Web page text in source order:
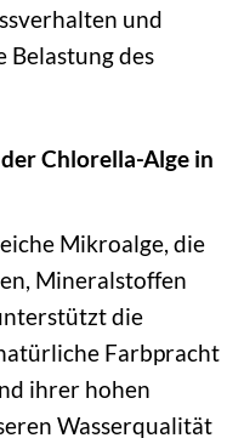
und
des
Chlorella-Alge in
Mikroalge, die
Mineralstoffen
die
Farbpracht
ihrer hohen
Wasserqualität